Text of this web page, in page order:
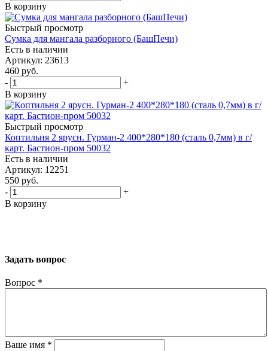
В корзину
Быстрый просмотр
Сумка для мангала разборного (БашПечи)
Есть в наличии
Артикул: 23613
460 руб.
-
+
В корзину
Быстрый просмотр
Коптильня 2 ярусн. Гурман-2 400*280*180 (сталь 0,7мм) в г/
карт. Бастион-пром 50032
Есть в наличии
Артикул: 12251
550 руб.
-
+
В корзину
Задать вопрос
Вопрос *
Ваше имя *